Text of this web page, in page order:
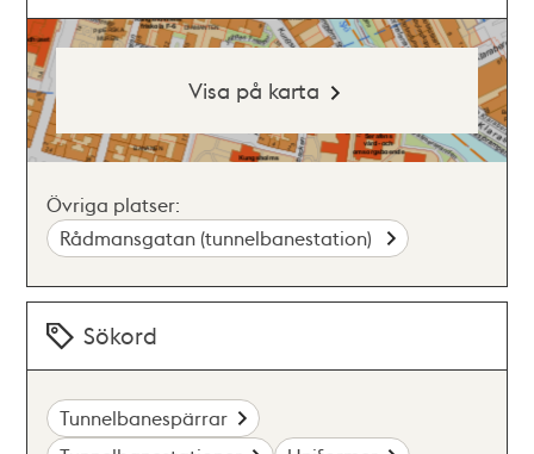
Visa på karta
Övriga platser:
Rådmansgatan (tunnelbanestation)
Sökord
Tunnelbanespärrar